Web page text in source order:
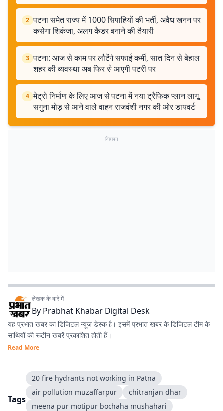
2 पटना समेत राज्य में 1000 सिपाहियों की भर्ती, अवैध खनन पर
कसेगा शिकंजा, अलग कैडर बनाने की तैयारी
3 पटना: आज से काम पर लौटेंगे सफाई कर्मी, सात दिन से बेहाल
शहर की व्यवस्था अब फिर से आएगी पटरी पर
4 मेट्रो निर्माण के लिए आज से पटना में नया ट्रैफिक प्लान लागू,
सगुना मोड़ से आने वाले वाहन राजवंशी नगर की ओर डायवर्ट
विज्ञापन
लेखक के बारे में
By Prabhat Khabar Digital Desk
यह प्रभात खबर का डिजिटल न्यूज डेस्क है। इसमें प्रभात खबर के डिजिटल टीम के
साथियों की रूटीन खबरें प्रकाशित होती हैं।
Read More
Tags
20 fire hydrants not working in Patna
air pollution muzaffarpur
chitranjan dhar
meena pur motipur bochaha mushahari